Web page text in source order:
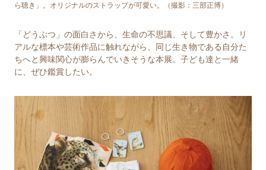
ら聴き」。オリジナルのストラップが可愛い。（撮影：三部正博）
「どうぶつ」の面白さから、生命の不思議、そして豊かさ。リ
アルな標本や芸術作品に触れながら、同じ生き物である自分た
ちへと興味関心が膨らんでいきそうな本展。子ども達と一緒
に、ぜひ鑑賞したい。